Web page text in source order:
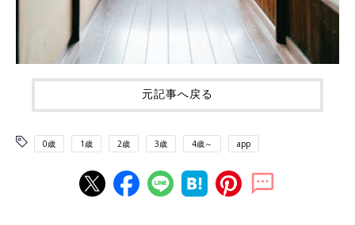
元記事へ戻る
0歳 1歳 2歳 3歳 4歳～ app